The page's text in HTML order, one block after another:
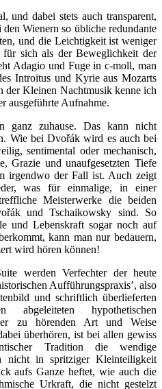
und dabei stets auch transparent,
Wienern so übliche redundante
und die Leichtigkeit ist weniger
sich als der Beweglichkeit der
Adagio und Fuge in c-moll, man
Introitus und Kyrie aus Mozarts
der Kleinen Nachtmusik kenne ich
ausgeführte Aufnahme.
zuhause. Das kann nicht
Wie bei Dvořák wird es auch bei
sentimental oder mechanisch,
Grazie und unaufgesetzten Tiefe
irgendwo der Fall ist. Auch zeigt
was für einmalige, in einer
Meisterwerke die beiden
und Tschaikowsky sind. So
und Lebenskraft sogar noch auf
kann man nur bedauern,
wird hören können!
werden Verfechter der heute
Aufführungspraxis’, also
und schriftlich überlieferten
abgeleiteten hypothetischen
zu hörenden Art und Weise
überhören, ist bei allen gewiss
Tradition die wendige
nicht in spritziger Kleinteiligkeit
aufs Ganze heftet, wie auch die
Urkraft, die nicht gestelzt